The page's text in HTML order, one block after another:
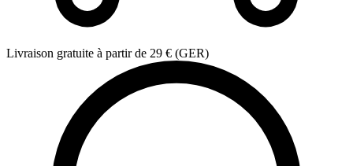
Livraison gratuite à partir de 29 € (GER)